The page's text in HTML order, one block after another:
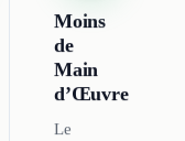
Moins
de
Main
d’Œuvre
Le